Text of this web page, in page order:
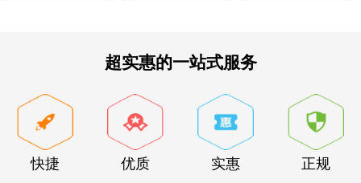
超实惠的一站式服务
快捷 优质 实惠 正规